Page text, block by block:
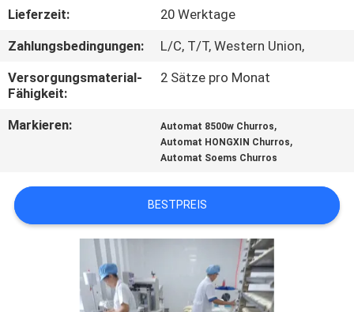
QUALITÄTSKONTROLLE
KONTAKT
NEUIGKEITEN
BITTE UM
ANGEBOT
Lieferzeit:
20 Werktage
Zahlungsbedingungen:
L/C, T/T, Western Union,
Versorgungsmaterial-
Fähigkeit:
2 Sätze pro Monat
Markieren: Automat 8500w Churros,
Automat HONGXIN Churros,
Automat Soems Churros
BESTPREIS